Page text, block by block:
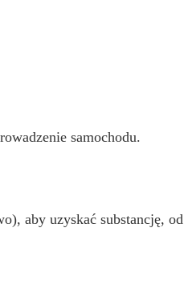
samochodu.
aby uzyskać substancję, od